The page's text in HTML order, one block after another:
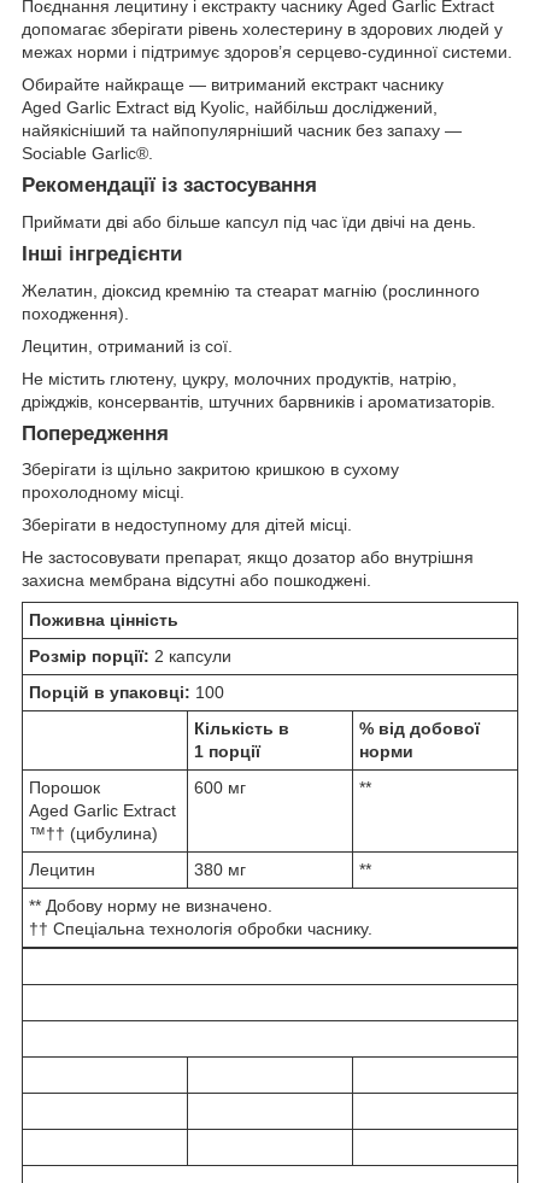
Поєднання лецитину і екстракту часнику Aged Garlic Extract
допомагає зберігати рівень холестерину в здорових людей у
межах норми і підтримує здоров’я серцево-судинної системи.
Обирайте найкраще — витриманий екстракт часнику
Aged Garlic Extract від Kyolic, найбільш досліджений,
найякісніший та найпопулярніший часник без запаху —
Sociable Garlic®.
Рекомендації із застосування
Приймати дві або більше капсул під час їди двічі на день.
Інші інгредієнти
Желатин, діоксид кремнію та стеарат магнію (рослинного
походження).
Лецитин, отриманий із сої.
Не містить глютену, цукру, молочних продуктів, натрію,
дріжджів, консервантів, штучних барвників і ароматизаторів.
Попередження
Зберігати із щільно закритою кришкою в сухому
прохолодному місці.
Зберігати в недоступному для дітей місці.
Не застосовувати препарат, якщо дозатор або внутрішня
захисна мембрана відсутні або пошкоджені.
Поживна цінність
Розмір порції: 2 капсули
Порцій в упаковці: 100
Кількість в
1 порції
% від добової
норми
Порошок
Aged Garlic Extract
™†† (цибулина)
600 мг **
Лецитин 380 мг
**
** Добову норму не визначено.
†† Спеціальна технологія обробки часнику.